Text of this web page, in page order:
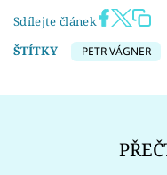
Sdílejte článek
ŠTÍTKY
PETR VÁGNER